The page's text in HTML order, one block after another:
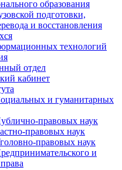
образования
подготовки,
и восстановления
технологий
отдел
кабинет
и гуманитарных
правовых наук
правовых наук
правовых наук
и